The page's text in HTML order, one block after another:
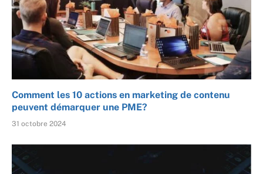
Comment les 10 actions en marketing de contenu
peuvent démarquer une PME?
31 octobre 2024